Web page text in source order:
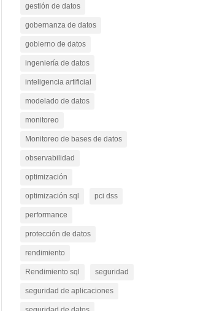
gestión de datos
gobernanza de datos
gobierno de datos
ingeniería de datos
inteligencia artificial
modelado de datos
monitoreo
Monitoreo de bases de datos
observabilidad
optimización
optimización sql pci dss
performance
protección de datos
rendimiento
Rendimiento sql seguridad
seguridad de aplicaciones